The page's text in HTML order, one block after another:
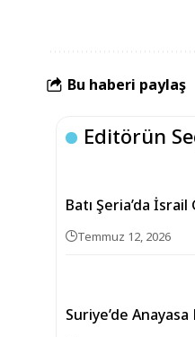
Bu haberi paylaş
Editörün
Batı Şeria’da
Temmuz 12, 2026
Suriye’de